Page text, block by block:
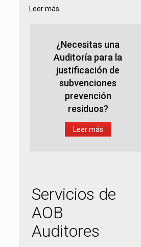
Leer más
¿Necesitas una
Auditoría para la
justificación de
subvenciones
prevención
residuos?
Leer más
Servicios de
AOB
Auditores